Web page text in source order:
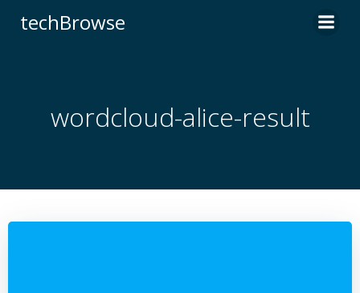
ス
techBrowse
wordcloud-alice-result